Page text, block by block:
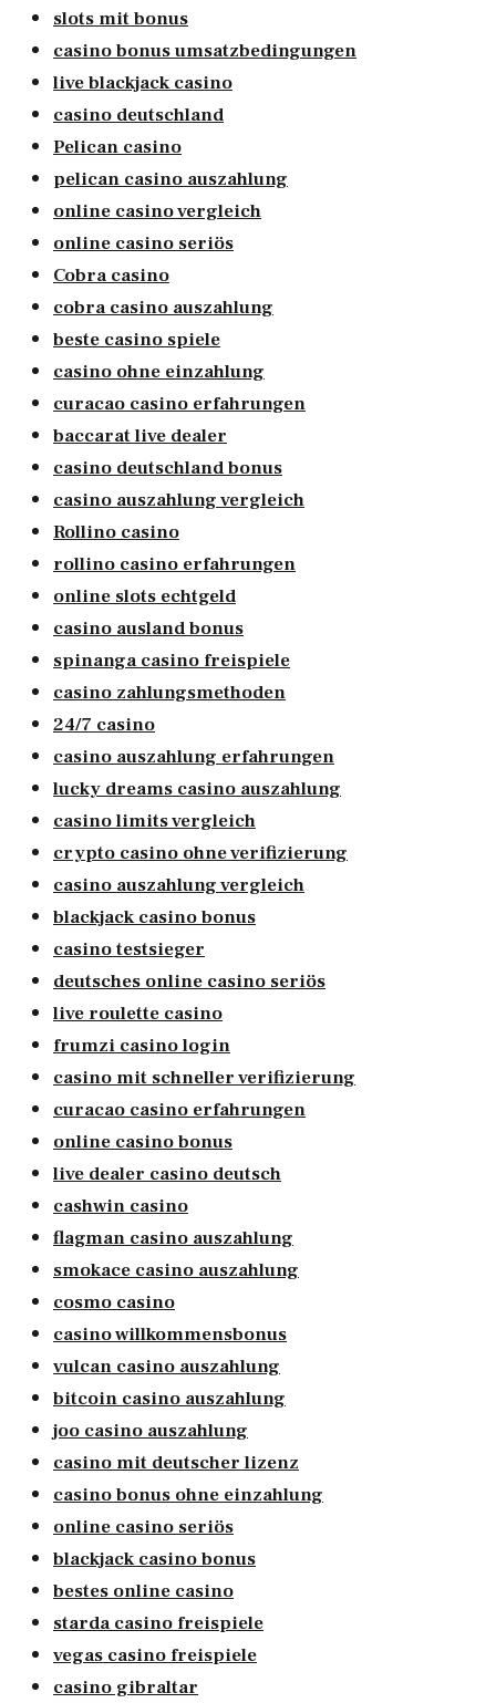
slots mit bonus
casino bonus umsatzbedingungen
live blackjack casino
casino deutschland
Pelican casino
pelican casino auszahlung
online casino vergleich
online casino seriös
Cobra casino
cobra casino auszahlung
beste casino spiele
casino ohne einzahlung
curacao casino erfahrungen
baccarat live dealer
casino deutschland bonus
casino auszahlung vergleich
Rollino casino
rollino casino erfahrungen
online slots echtgeld
casino ausland bonus
spinanga casino freispiele
casino zahlungsmethoden
24/7 casino
casino auszahlung erfahrungen
lucky dreams casino auszahlung
casino limits vergleich
crypto casino ohne verifizierung
casino auszahlung vergleich
blackjack casino bonus
casino testsieger
deutsches online casino seriös
live roulette casino
frumzi casino login
casino mit schneller verifizierung
curacao casino erfahrungen
online casino bonus
live dealer casino deutsch
cashwin casino
flagman casino auszahlung
smokace casino auszahlung
cosmo casino
casino willkommensbonus
vulcan casino auszahlung
bitcoin casino auszahlung
joo casino auszahlung
casino mit deutscher lizenz
casino bonus ohne einzahlung
online casino seriös
blackjack casino bonus
bestes online casino
starda casino freispiele
vegas casino freispiele
casino gibraltar